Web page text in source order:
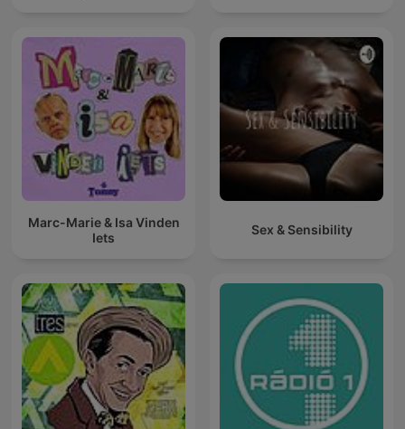
Marc-Marie & Isa Vinden
Iets
Sex & Sensibility